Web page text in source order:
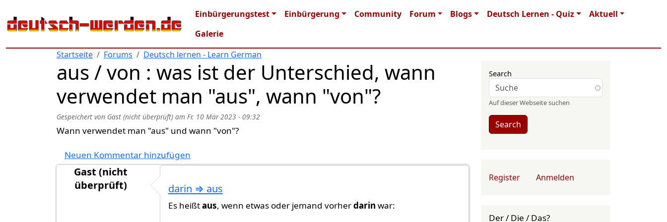
Main navigation
Einbürgerungstest Einbürgerung Community Forum Blogs Deutsch Lernen - Quiz
Aktuell
Galerie
Startseite
Forums Deutsch lernen - Learn German
aus / von : was ist der Unterschied, wann
verwendet man "aus", wann "von"?
Gespeichert von Gast (nicht überprüft) am Fr. 10 Mär 2023 - 09:32
Wann verwendet man "aus" und wann "von"?
Neuen Kommentar hinzufügen
Gast (nicht
überprüft)
darin ⇒ aus
Es heißtaus, wenn etwas oder jemand vorherdarin war:
Search
Auf dieser Webseite suchen
Search
User account menu
Register Anmelden
Der / Die / Das?